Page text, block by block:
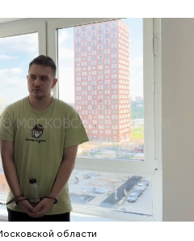
области
двое супругов
с жалобами на
не смогли поставить
чего анализы
экспертизу. В них
сильнодействующий
не мог попасть в
То же самое вещество
пострадавших.
Московской области
РОДИТЕЛИ
ЭКСПЕРТИЗЫ